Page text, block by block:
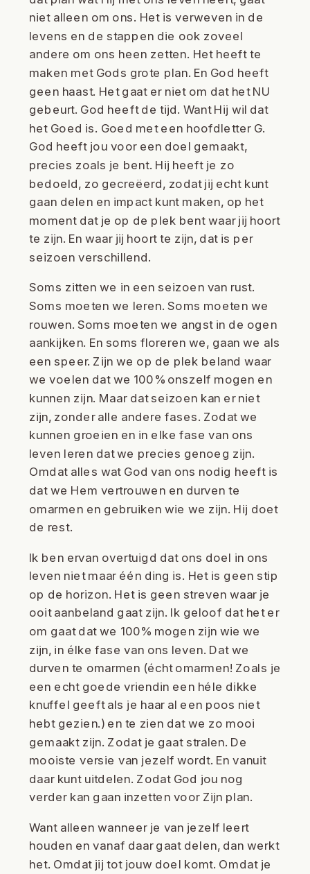
niet alleen om ons. Het is verweven in de
levens en de stappen die ook zoveel
andere om ons heen zetten. Het heeft te
maken met Gods grote plan. En God heeft
geen haast. Het gaat er niet om dat het NU
gebeurt. God heeft de tijd. Want Hij wil dat
het Goed is. Goed met een hoofdletter G.
God heeft jou voor een doel gemaakt,
precies zoals je bent. Hij heeft je zo
bedoeld, zo gecreëerd, zodat jij echt kunt
gaan delen en impact kunt maken, op het
moment dat je op de plek bent waar jij hoort
te zijn. En waar jij hoort te zijn, dat is per
seizoen verschillend.
Soms zitten we in een seizoen van rust.
Soms moeten we leren. Soms moeten we
rouwen. Soms moeten we angst in de ogen
aankijken. En soms floreren we, gaan we als
een speer. Zijn we op de plek beland waar
we voelen dat we 100% onszelf mogen en
kunnen zijn. Maar dat seizoen kan er niet
zijn, zonder alle andere fases. Zodat we
kunnen groeien en in elke fase van ons
leven leren dat we precies genoeg zijn.
Omdat alles wat God van ons nodig heeft is
dat we Hem vertrouwen en durven te
omarmen en gebruiken wie we zijn. Hij doet
de rest.
Ik ben ervan overtuigd dat ons doel in ons
leven niet maar één ding is. Het is geen stip
op de horizon. Het is geen streven waar je
ooit aanbeland gaat zijn. Ik geloof dat het er
om gaat dat we 100% mogen zijn wie we
zijn, in élke fase van ons leven. Dat we
durven te omarmen (écht omarmen! Zoals je
een echt goede vriendin een héle dikke
knuffel geeft als je haar al een poos niet
hebt gezien.) en te zien dat we zo mooi
gemaakt zijn. Zodat je gaat stralen. De
mooiste versie van jezelf wordt. En vanuit
daar kunt uitdelen. Zodat God jou nog
verder kan gaan inzetten voor Zijn plan.
Want alleen wanneer je van jezelf leert
houden en vanaf daar gaat delen, dan werkt
het. Omdat jij tot jouw doel komt. Omdat je